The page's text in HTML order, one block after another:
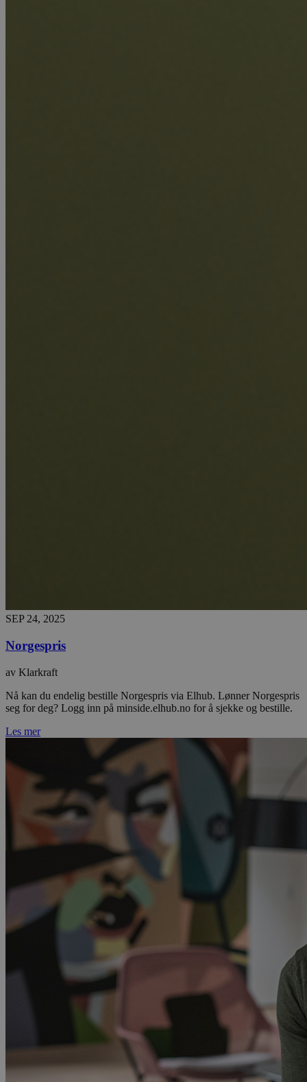
SEP 24, 2025
Norgespris
av Klarkraft
Nå kan du endelig bestille Norgespris via Elhub. Lønner Norgespris
seg for deg? Logg inn på minside.elhub.no for å sjekke og bestille.
Les mer